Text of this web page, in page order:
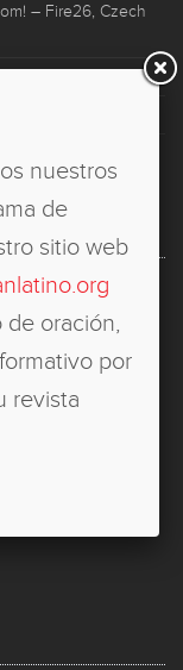
– Fire26, Czech
in Thailand!
nuestros
de
sitio web
oración,
por
revista